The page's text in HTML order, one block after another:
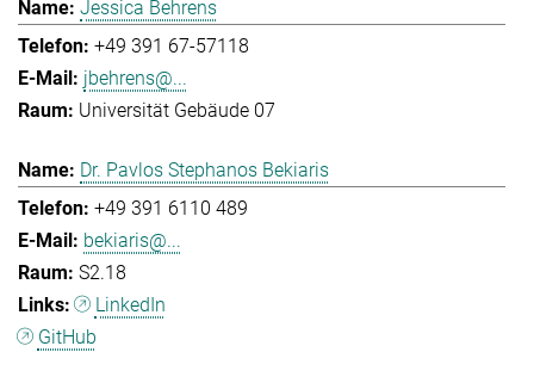
Jessica Behrens
+49 391 67-57118
jbehrens@...
Universität Gebäude 07
Dr. Pavlos Stephanos Bekiaris
+49 391 6110 489
bekiaris@...
S2.18
LinkedIn
GitHub